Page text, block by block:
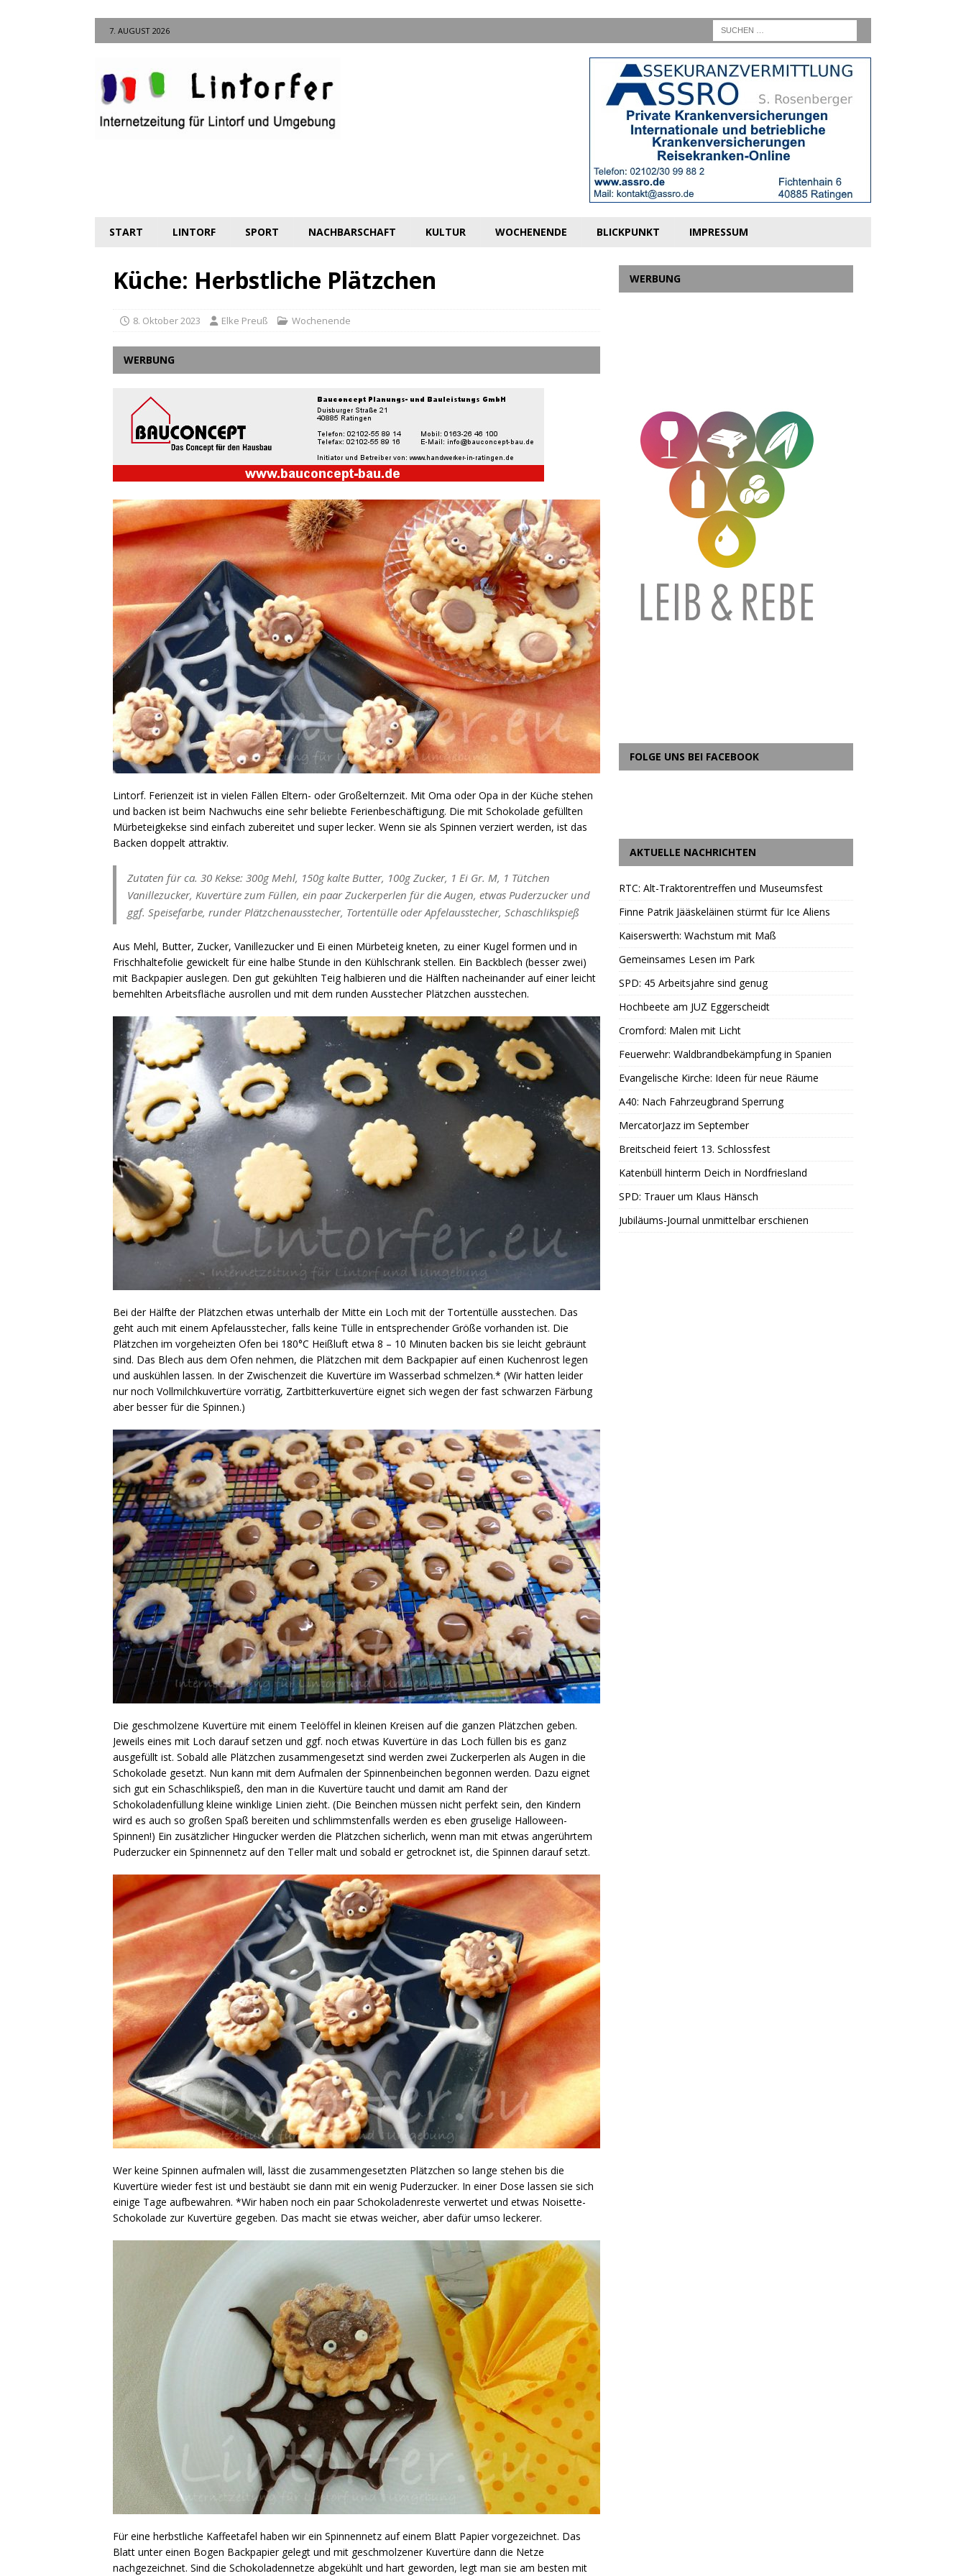
7. AUGUST 2026
START LINTORF SPORT NACHBARSCHAFT KULTUR WOCHENENDE BLICKPUNKT IMPRESSUM
Küche: Herbstliche Plätzchen
8. Oktober 2023 Elke Preuß Wochenende
WERBUNG
Lintorf. Ferienzeit ist in vielen Fällen Eltern- oder Großelternzeit. Mit Oma oder Opa in der Küche stehen
und backen ist beim Nachwuchs eine sehr beliebte Ferienbeschäftigung. Die mit Schokolade gefüllten
Mürbeteigkekse sind einfach zubereitet und super lecker. Wenn sie als Spinnen verziert werden, ist das
Backen doppelt attraktiv.
Zutaten für ca. 30 Kekse: 300g Mehl, 150g kalte Butter, 100g Zucker, 1 Ei Gr. M, 1 Tütchen
Vanillezucker, Kuvertüre zum Füllen, ein paar Zuckerperlen für die Augen, etwas Puderzucker und
ggf. Speisefarbe, runder Plätzchenausstecher, Tortentülle oder Apfelausstecher, Schaschlikspieß
Aus Mehl, Butter, Zucker, Vanillezucker und Ei einen Mürbeteig kneten, zu einer Kugel formen und in
Frischhaltefolie gewickelt für eine halbe Stunde in den Kühlschrank stellen. Ein Backblech (besser zwei)
mit Backpapier auslegen. Den gut gekühlten Teig halbieren und die Hälften nacheinander auf einer leicht
bemehlten Arbeitsfläche ausrollen und mit dem runden Ausstecher Plätzchen ausstechen.
Bei der Hälfte der Plätzchen etwas unterhalb der Mitte ein Loch mit der Tortentülle ausstechen. Das
geht auch mit einem Apfelausstecher, falls keine Tülle in entsprechender Größe vorhanden ist. Die
Plätzchen im vorgeheizten Ofen bei 180°C Heißluft etwa 8 – 10 Minuten backen bis sie leicht gebräunt
sind. Das Blech aus dem Ofen nehmen, die Plätzchen mit dem Backpapier auf einen Kuchenrost legen
und auskühlen lassen. In der Zwischenzeit die Kuvertüre im Wasserbad schmelzen.* (Wir hatten leider
nur noch Vollmilchkuvertüre vorrätig, Zartbitterkuvertüre eignet sich wegen der fast schwarzen Färbung
aber besser für die Spinnen.)
Die geschmolzene Kuvertüre mit einem Teelöffel in kleinen Kreisen auf die ganzen Plätzchen geben.
Jeweils eines mit Loch darauf setzen und ggf. noch etwas Kuvertüre in das Loch füllen bis es ganz
ausgefüllt ist. Sobald alle Plätzchen zusammengesetzt sind werden zwei Zuckerperlen als Augen in die
Schokolade gesetzt. Nun kann mit dem Aufmalen der Spinnenbeinchen begonnen werden. Dazu eignet
sich gut ein Schaschlikspieß, den man in die Kuvertüre taucht und damit am Rand der
Schokoladenfüllung kleine winklige Linien zieht. (Die Beinchen müssen nicht perfekt sein, den Kindern
wird es auch so großen Spaß bereiten und schlimmstenfalls werden es eben gruselige Halloween-
Spinnen!) Ein zusätzlicher Hingucker werden die Plätzchen sicherlich, wenn man mit etwas angerührtem
Puderzucker ein Spinnennetz auf den Teller malt und sobald er getrocknet ist, die Spinnen darauf setzt.
Wer keine Spinnen aufmalen will, lässt die zusammengesetzten Plätzchen so lange stehen bis die
Kuvertüre wieder fest ist und bestäubt sie dann mit ein wenig Puderzucker. In einer Dose lassen sie sich
einige Tage aufbewahren. *Wir haben noch ein paar Schokoladenreste verwertet und etwas Noisette-
Schokolade zur Kuvertüre gegeben. Das macht sie etwas weicher, aber dafür umso leckerer.
Für eine herbstliche Kaffeetafel haben wir ein Spinnennetz auf einem Blatt Papier vorgezeichnet. Das
Blatt unter einen Bogen Backpapier gelegt und mit geschmolzener Kuvertüre dann die Netze
nachgezeichnet. Sind die Schokoladennetze abgekühlt und hart geworden, legt man sie am besten mit
WERBUNG
FOLGE UNS BEI FACEBOOK
AKTUELLE NACHRICHTEN
RTC: Alt-Traktorentreffen und Museumsfest
Finne Patrik Jääskeläinen stürmt für Ice Aliens
Kaiserswerth: Wachstum mit Maß
Gemeinsames Lesen im Park
SPD: 45 Arbeitsjahre sind genug
Hochbeete am JUZ Eggerscheidt
Cromford: Malen mit Licht
Feuerwehr: Waldbrandbekämpfung in Spanien
Evangelische Kirche: Ideen für neue Räume
A40: Nach Fahrzeugbrand Sperrung
MercatorJazz im September
Breitscheid feiert 13. Schlossfest
Katenbüll hinterm Deich in Nordfriesland
SPD: Trauer um Klaus Hänsch
Jubiläums-Journal unmittelbar erschienen